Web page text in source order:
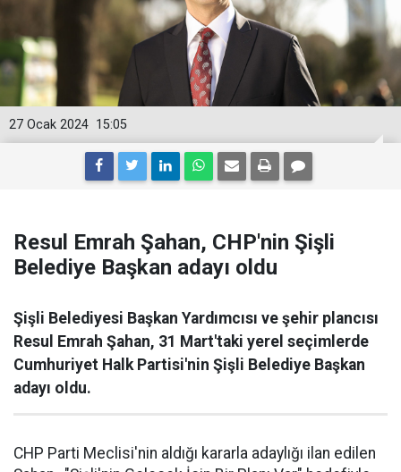
15:05
27 Ocak 2024
Resul Emrah Şahan, CHP'nin Şişli
Belediye Başkan adayı oldu
Şişli Belediyesi Başkan Yardımcısı ve şehir plancısı
Resul Emrah Şahan, 31 Mart'taki yerel seçimlerde
Cumhuriyet Halk Partisi'nin Şişli Belediye Başkan
adayı oldu.
CHP Parti Meclisi'nin aldığı kararla adaylığı ilan edilen